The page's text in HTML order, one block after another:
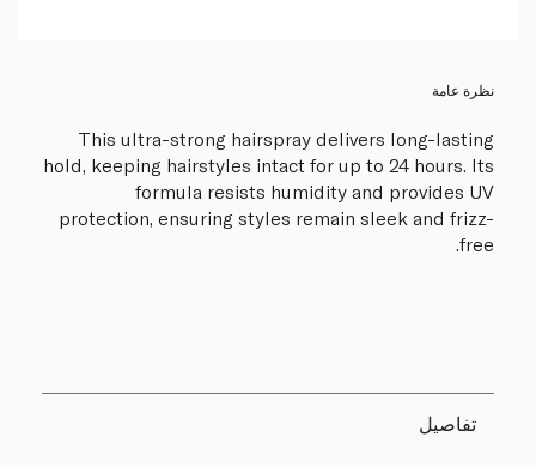
نظرة عامة
This ultra-strong hairspray delivers long-lasting
hold, keeping hairstyles intact for up to 24 hours. Its
formula resists humidity and provides UV
protection, ensuring styles remain sleek and frizz-
free.
تفاصيل